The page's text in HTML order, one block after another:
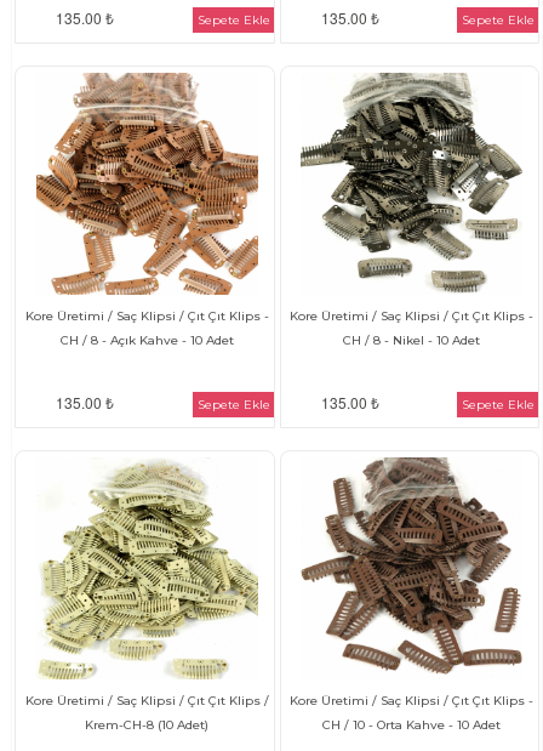
135.00 ₺ Sepete Ekle 135.00 ₺ Sepete Ekle
Kore Üretimi / Saç Klipsi / Çıt Çıt Klips -
CH / 8 - Açık Kahve - 10 Adet
135.00 ₺ Sepete Ekle
Kore Üretimi / Saç Klipsi / Çıt Çıt Klips -
CH / 8 - Nikel - 10 Adet
135.00 ₺ Sepete Ekle
Kore Üretimi / Saç Klipsi / Çıt Çıt Klips /
Krem-CH-8 (10 Adet)
Kore Üretimi / Saç Klipsi / Çıt Çıt Klips -
CH / 10 - Orta Kahve - 10 Adet